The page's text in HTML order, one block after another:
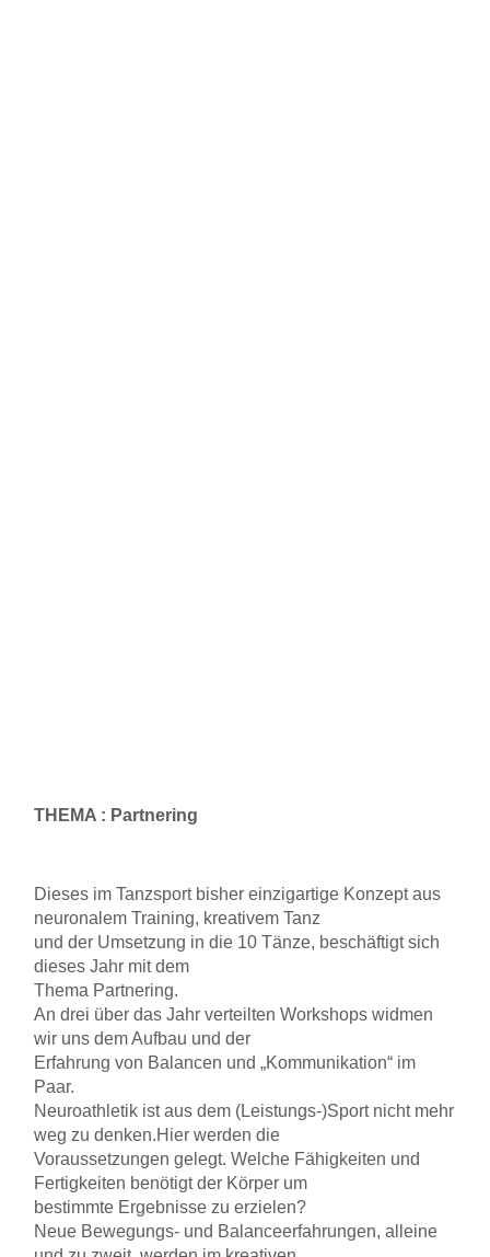
THEMA : Partnering
Dieses im Tanzsport bisher einzigartige Konzept aus
neuronalem Training, kreativem Tanz
und der Umsetzung in die 10 Tänze, beschäftigt sich
dieses Jahr mit dem
Thema Partnering.
An drei über das Jahr verteilten Workshops widmen
wir uns dem Aufbau und der
Erfahrung von Balancen und „Kommunikation“ im
Paar.
Neuroathletik ist aus dem (Leistungs-)Sport nicht mehr
weg zu denken.Hier werden die
Voraussetzungen gelegt. Welche Fähigkeiten und
Fertigkeiten benötigt der Körper um
bestimmte Ergebnisse zu erzielen?
Neue Bewegungs- und Balanceerfahrungen, alleine